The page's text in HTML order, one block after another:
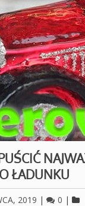
ŁADUNKU
2019 | 0 |